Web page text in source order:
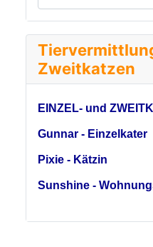
Zweitkatzen
EINZEL- und
Gunnar - Einzelkater
Pixie - Kätzin
Sunshine -